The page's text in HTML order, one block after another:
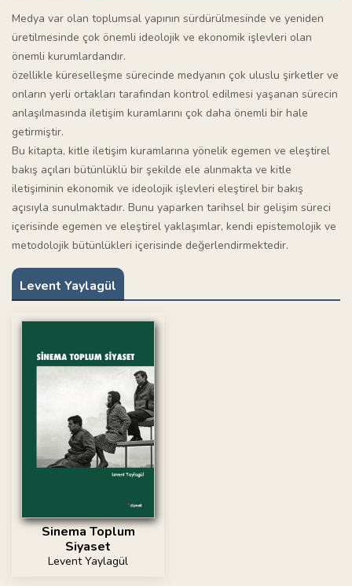
Medya var olan toplumsal yapının sürdürülmesinde ve yeniden
üretilmesinde çok önemli ideolojik ve ekonomik işlevleri olan
önemli kurumlardandır.
özellikle küreselleşme sürecinde medyanın çok uluslu şirketler ve
onların yerli ortakları tarafından kontrol edilmesi yaşanan sürecin
anlaşılmasında iletişim kuramlarını çok daha önemli bir hale
getirmiştir.
Bu kitapta, kitle iletişim kuramlarına yönelik egemen ve eleştirel
bakış açıları bütünlüklü bir şekilde ele alınmakta ve kitle
iletişiminin ekonomik ve ideolojik işlevleri eleştirel bir bakış
açısıyla sunulmaktadır. Bunu yaparken tarihsel bir gelişim süreci
içerisinde egemen ve eleştirel yaklaşımlar, kendi epistemolojik ve
metodolojik bütünlükleri içerisinde değerlendirmektedir.
Levent Yaylagül
Sinema Toplum
Siyaset
Levent Yaylagül